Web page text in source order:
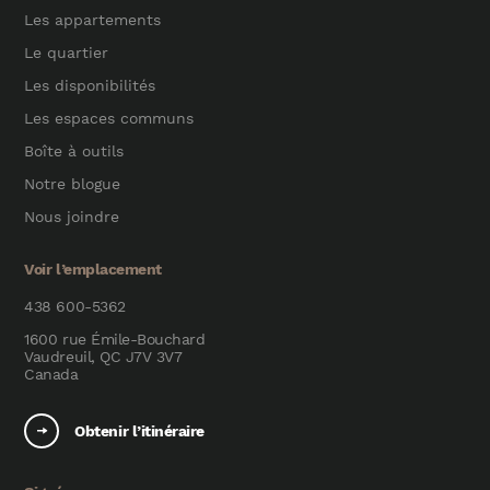
Les appartements
Le quartier
Les disponibilités
Les espaces communs
Boîte à outils
Notre blogue
Nous joindre
Voir l’emplacement
438 600-5362
1600 rue Émile-Bouchard
Vaudreuil, QC J7V 3V7
Canada
Obtenir l’itinéraire